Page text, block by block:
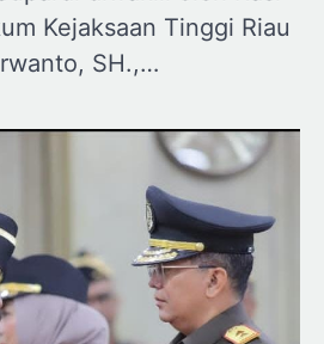
Kejaksaan Tinggi Riau
SH.,…